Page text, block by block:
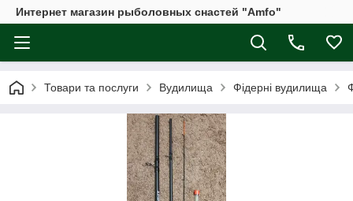
Интернет магазин рыболовных снастей "Amfo"
Товари та послуги Вудилища Фідерні вудилища